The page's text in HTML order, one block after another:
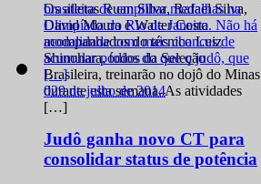
Os atletas Ruan Silva, Rafael Silva,
David Moura e Walter Costa
acompanhados do técnico Luiz
Shinohara, todos da Seleção
Brasileira, treinarão no dojô do Minas
durante esta semana. As atividades
[…]
029 de julho de 2014
Judô ganha novo CT para
consolidar status de potência